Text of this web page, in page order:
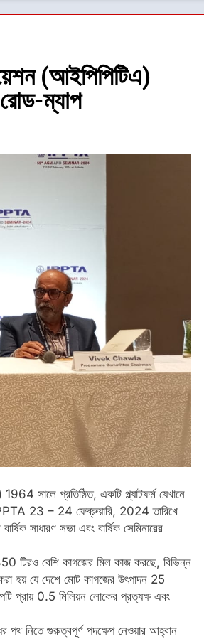
(আইপিপিটিএ)
ম্যাপ
সালে প্রতিষ্ঠিত, একটি প্ল্যাটফর্ম যেখানে
IPPTA 23 – 24 ফেব্রুয়ারি, 2024 তারিখে
সাধারণ সভা এবং বার্ষিক সেমিনারের
টিরও বেশি কাগজের মিল কাজ করছে, বিভিন্ন
হয় যে দেশে মোট কাগজের উৎপাদন 25
প্রায় 0.5 মিলিয়ন লোকের প্রত্যক্ষ এবং
পথ নিতে গুরুত্বপূর্ণ পদক্ষেপ নেওয়ার আহ্বান